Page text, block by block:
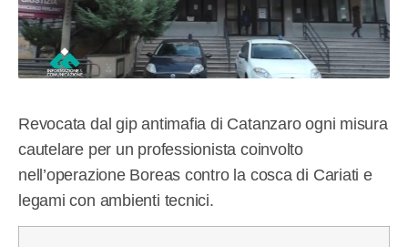
Revocata dal gip antimafia di Catanzaro ogni misura
cautelare per un professionista coinvolto
nell’operazione Boreas contro la cosca di Cariati e
legami con ambienti tecnici.